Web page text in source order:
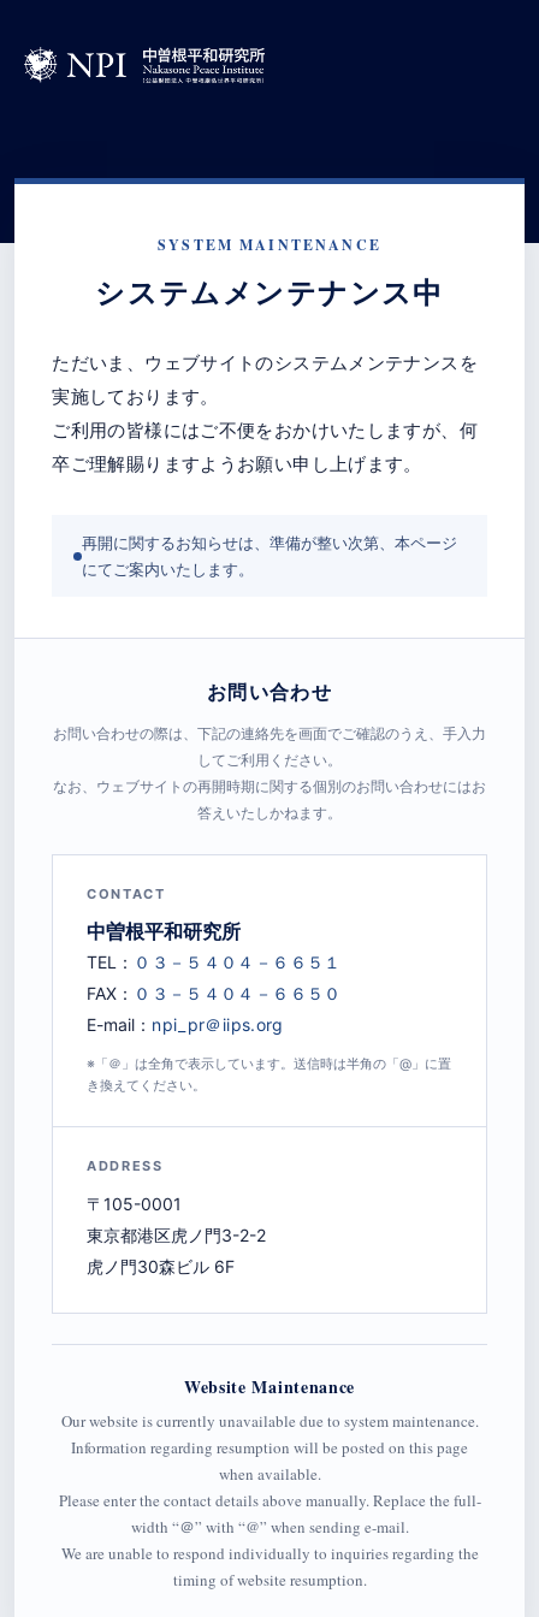
SYSTEM MAINTENANCE
システムメンテナンス中
ただいま、ウェブサイトのシステムメンテナンスを
実施しております。
ご利用の皆様にはご不便をおかけいたしますが、何
卒ご理解賜りますようお願い申し上げます。
再開に関するお知らせは、準備が整い次第、本ページ
にてご案内いたします。
お問い合わせ
お問い合わせの際は、下記の連絡先を画面でご確認のうえ、手入力
してご利用ください。
なお、ウェブサイトの再開時期に関する個別のお問い合わせにはお
答えいたしかねます。
CONTACT
中曽根平和研究所
TEL：
FAX：
E-mail：
※「＠」は全角で表示しています。送信時は半角の「@」に置
き換えてください。
ADDRESS
〒105-0001
東京都港区虎ノ門3-2-2
虎ノ門30森ビル 6F
Website Maintenance
Our website is currently unavailable due to system maintenance.
Information regarding resumption will be posted on this page
when available.
Please enter the contact details above manually. Replace the full-
width “＠” with “@” when sending e-mail.
We are unable to respond individually to inquiries regarding the
timing of website resumption.